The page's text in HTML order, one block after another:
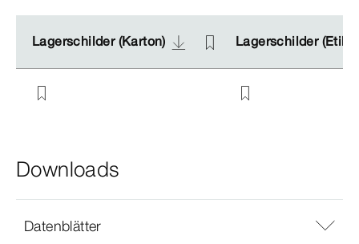
Lagerschilder (Karton) Lagerschilder
Lagerschilder (Karton) Lagerschilder
Downloads
Datenblätter